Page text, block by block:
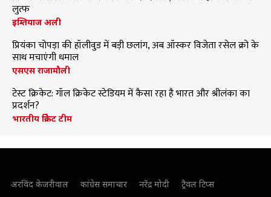
लुत्फ
इम्तियाज अली
प्रियंका चोपड़ा की हॉलीवुड में बड़ी छलांग, अब ऑस्कर विजेता रसेल क्रो के
साथ मचाएंगी धमाल
एसएस राजामौली
टेस्ट क्रिकेट: गॉल क्रिकेट स्टेडियम में कैसा रहा है भारत और श्रीलंका का
प्रदर्शन?
भारतीय क्रिकेट टीम
अरविंद केजरीवाल कांग्रेस समाचार नरेंद्र मोदी ट्रैवल टिप्स